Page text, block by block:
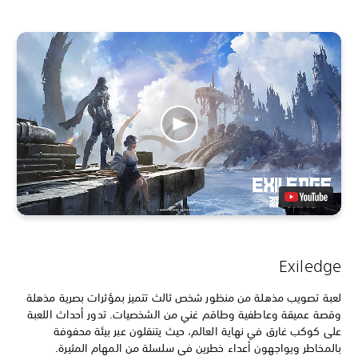
Exiledge
لعبة تصويب مذهلة من منظور شخص ثالث تتميز بمؤثرات بصرية مذهلة
وقصة عميقة وعاطفية وطاقم غني من الشخصيات. تدور أحداث اللعبة
على كوكب غارق في نهاية العالم، حيث يتنقلون عبر بيئة محفوفة
بالمخاطر ويواجهون أعداء خطرين في سلسلة من المهام المثيرة.